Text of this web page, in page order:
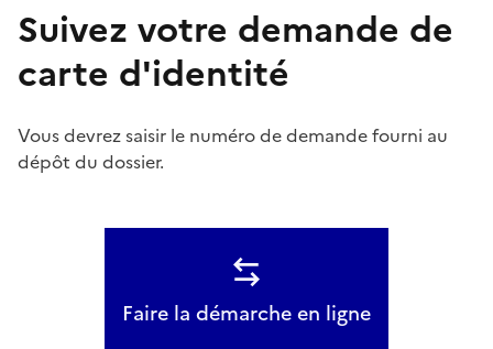
Suivez votre demande de
carte d'identité
Vous devrez saisir le numéro de demande fourni au
dépôt du dossier.
Faire la démarche en ligne